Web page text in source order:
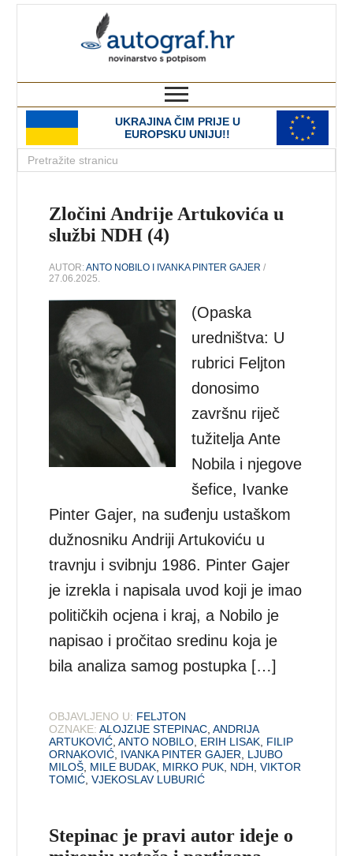
UKRAJINA ČIM PRIJE U
EUROPSKU UNIJU!!
Zločini Andrije Artukovića u
službi NDH (4)
AUTOR:ANTO NOBILO I IVANKA PINTER GAJER /
27.06.2025.
(Opaska
uredništva: U
rubrici Feljton
donosimo
završnu riječ
tužitelja Ante
Nobila i njegove
šefice, Ivanke
Pinter Gajer, na suđenju ustaškom
dužnosniku Andriji Artukoviću u
travnju i svibnju 1986. Pinter Gajer
je izrekla i napisala uvod koji je imao
političkih ocjena i kraj, a Nobilo je
napisao i pročitao sredinu koja je
bila analiza samog postupka […]
OBJAVLJENO U: FELJTON
OZNAKE: ALOJZIJE STEPINAC ,ANDRIJA
ARTUKOVIĆ ,ANTO NOBILO ERIH LISAK FILIP
ORNAKOVIĆ IVANKA PINTER GAJER
LJUBO
MILOŠ MILE BUDAK MIRKO PUK NDH ,VIKTOR
TOMIĆ ,VJEKOSLAV LUBURIĆ
Stepinac je pravi autor ideje o